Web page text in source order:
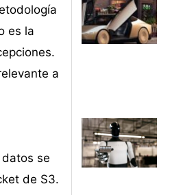
es la
a
se
de S3.